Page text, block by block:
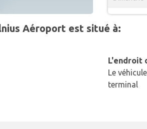
Aéroport est situé à:
L'endroit
Le
terminal